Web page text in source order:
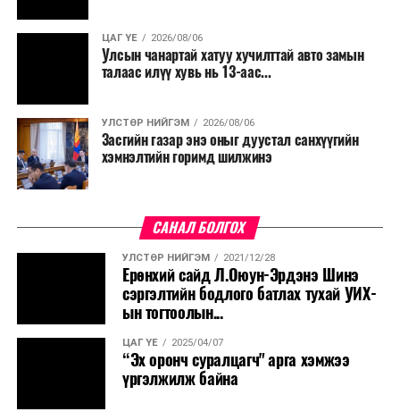
ЦАГ ҮЕ 2026/08/06
Улсын чанартай хатуу хучилттай авто замын
талаас илүү хувь нь 13-аас...
УЛСТӨР НИЙГЭМ 2026/08/06
Засгийн газар энэ оныг дуустал санхүүгийн
хэмнэлтийн горимд шилжинэ
САНАЛ БОЛГОХ
УЛСТӨР НИЙГЭМ 2021/12/28
Ерөнхий сайд Л.Оюун-Эрдэнэ Шинэ
сэргэлтийн бодлого батлах тухай УИХ-
ын тогтоолын...
ЦАГ ҮЕ 2025/04/07
“Эх оронч суралцагч" арга хэмжээ
үргэлжилж байна